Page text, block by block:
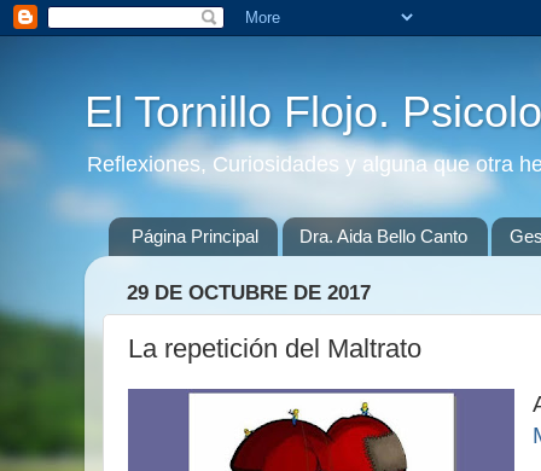
El Tornillo Flojo.
Reflexiones, Curiosidades y alguna que otra
Página Principal Dra. Aida Bello Canto
29 DE OCTUBRE DE 2017
La repetición del Maltrato